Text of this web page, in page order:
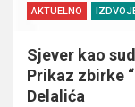
AKTUELNO
Sjever kao
Prikaz zbirke
Delalića